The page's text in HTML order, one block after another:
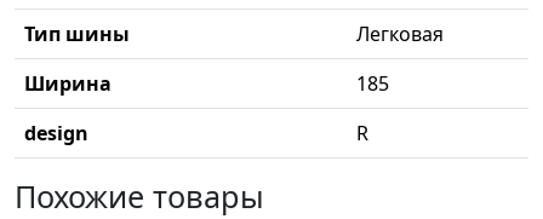
Тип шины
Легковая
Ширина
185
design
R
Похожие товары